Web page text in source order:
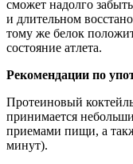
сможет надолго
и длительном
тому же белок
состояние атлета.
Рекомендации по
Протеиновый
принимается
приемами пищи, а
минут).